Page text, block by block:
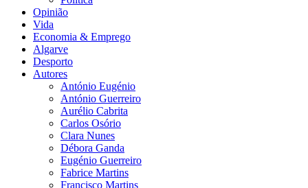
Opinião
Vida
Economia & Emprego
Algarve
Desporto
Autores
António Eugénio
António Guerreiro
Aurélio Cabrita
Carlos Osório
Clara Nunes
Débora Ganda
Eugénio Guerreiro
Fabrice Martins
Francisco Martins